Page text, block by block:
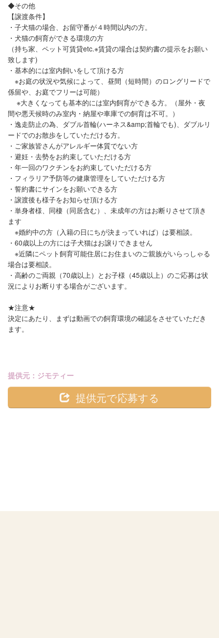
◆その他
【譲渡条件】
・子犬猫の場合、お留守番が４時間以内の方。
・犬猫の飼育ができる環境の方
（持ち家、ペット可賃貸etc.※賃貸の場合は契約書の提示をお願い
致します)
・基本的には室内飼いをして頂ける方
※お庭の状況や気候によって、昼間（短時間）のロングリードで
係留や、お庭でフリーは可能）
※大きくなっても基本的には室内飼育ができる方。（屋外・夜
間や悪天候時のみ室内・納屋や車庫での飼育は不可。）
・逸走防止の為、ダブル首輪(ハーネス&amp;首輪でも)、ダブルリ
ードでのお散歩をしていただける方。
・ご家族皆さんがアレルギー体質でない方
・避妊・去勢をお約束していただける方
・年一回のワクチンをお約束していただける方
・フィラリア予防等の健康管理をしていただける方
・誓約書にサインをお願いできる方
・譲渡後も様子をお知らせ頂ける方
・単身者様、同棲（同居含む）、未成年の方はお断りさせて頂き
ます
※婚約中の方（入籍の日にちが決まっていれば）は要相談。
・60歳以上の方には子犬猫はお譲りできません
※近隣にペット飼育可能住居にお住まいのご親族がいらっしゃる
場合は要相談。
・高齢のご両親（70歳以上）とお子様（45歳以上）のご応募は状
況によりお断りする場合がございます。
★注意★
決定にあたり、まずは動画での飼育環境の確認をさせていただき
ます。
提供元：ジモティー
提供元で応募する